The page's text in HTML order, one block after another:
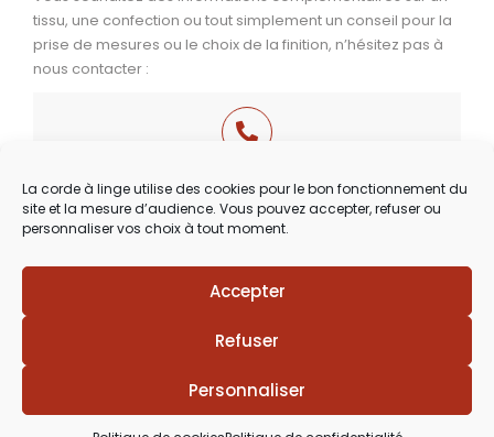
La corde à linge utilise des cookies pour le bon fonctionnement du
site et la mesure d’audience. Vous pouvez accepter, refuser ou
personnaliser vos choix à tout moment.
Accepter
Refuser
Personnaliser
tissu, une confection ou tout simplement un conseil pour la
prise de mesures ou le choix de la finition, n’hésitez pas à
nous contacter :
03 29 60 49 17
Du Mardi au Samedi